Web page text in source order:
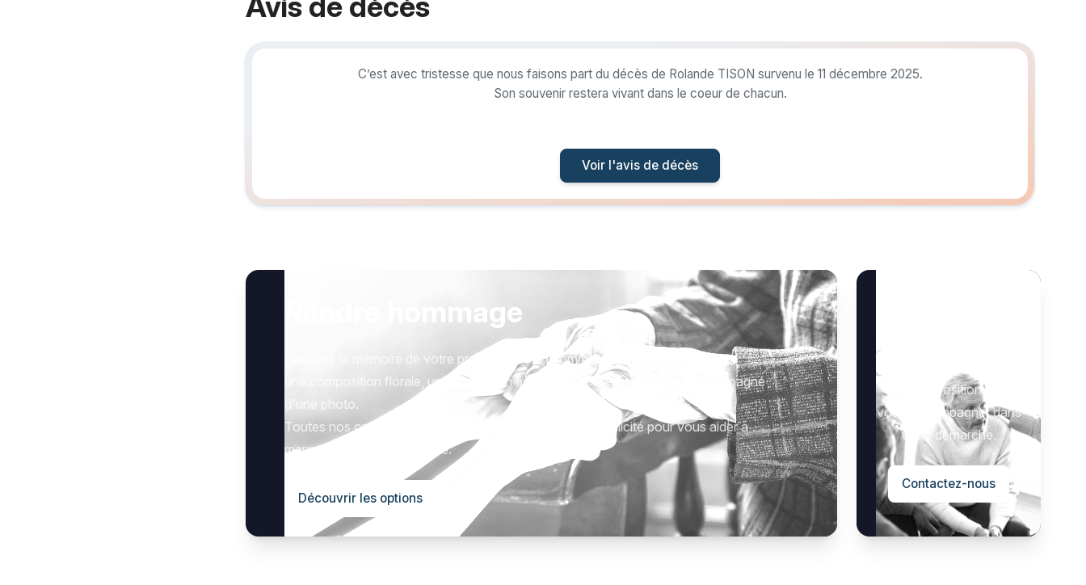
C’est avec tristesse que nous faisons part du décès de Rolande TISON survenu le 11 décembre 2025.
Son souvenir restera vivant dans le coeur de chacun.
Voir l'avis de décès
Rendre hommage
Honorez la mémoire de votre proche avec un hommage qui vous ressemble :
une composition florale, une plaque, un arbre, ou encore un message accompagné
d'une photo.
Toutes nos options sont présentées avec respect et simplicité pour vous aider à
marquer le geste qui compte.
Découvrir les options
votre disposition pour
vous accompagner dans
votre démarche.
Contactez-nous